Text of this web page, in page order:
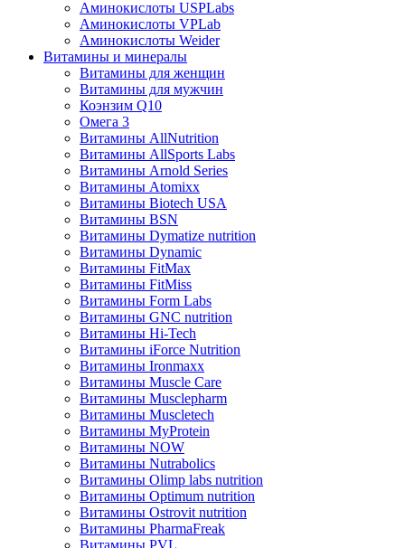
Аминокислоты USPLabs
Аминокислоты VPLab
Аминокислоты Weider
Витамины и минералы
Витамины для женщин
Витамины для мужчин
Коэнзим Q10
Омега 3
Витамины AllNutrition
Витамины AllSports Labs
Витамины Arnold Series
Витамины Atomixx
Витамины Biotech USA
Витамины BSN
Витамины Dymatize nutrition
Витамины Dynamic
Витамины FitMax
Витамины FitMiss
Витамины Form Labs
Витамины GNC nutrition
Витамины Hi-Tech
Витамины iForce Nutrition
Витамины Ironmaxx
Витамины Muscle Care
Витамины Musclepharm
Витамины Muscletech
Витамины MyProtein
Витамины NOW
Витамины Nutrabolics
Витамины Olimp labs nutrition
Витамины Optimum nutrition
Витамины Ostrovit nutrition
Витамины PharmaFreak
Витамины PVL